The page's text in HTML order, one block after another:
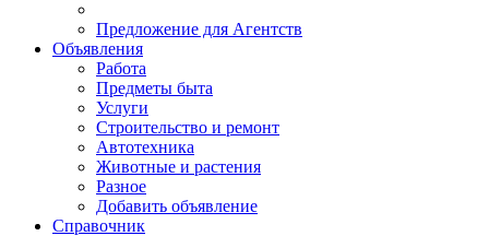
Предложение для Агентств
Объявления
Работа
Предметы быта
Услуги
Строительство и ремонт
Автотехника
Животные и растения
Разное
Добавить объявление
Справочник